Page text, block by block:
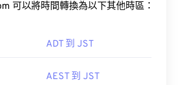
可以將時間轉換為以下其他時區：
ADT 到 JST
AEST 到 JST